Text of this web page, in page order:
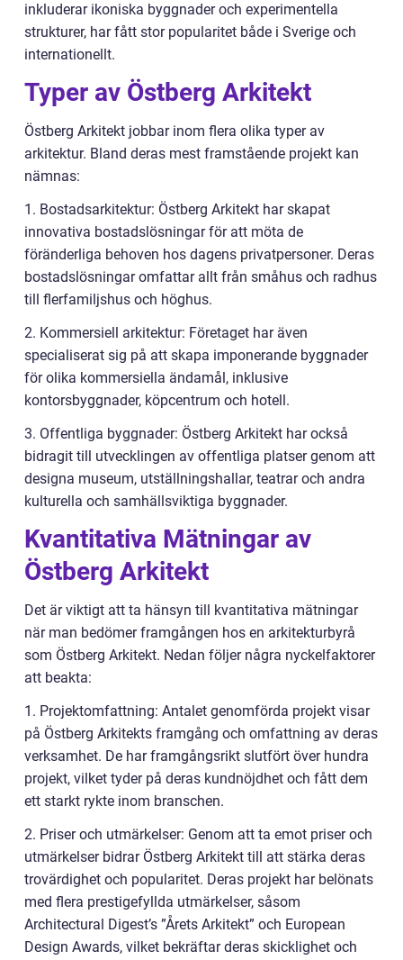
inkluderar ikoniska byggnader och experimentella
strukturer, har fått stor popularitet både i Sverige och
internationellt.
Typer av Östberg Arkitekt
Östberg Arkitekt jobbar inom flera olika typer av
arkitektur. Bland deras mest framstående projekt kan
nämnas:
1. Bostadsarkitektur: Östberg Arkitekt har skapat
innovativa bostadslösningar för att möta de
föränderliga behoven hos dagens privatpersoner. Deras
bostadslösningar omfattar allt från småhus och radhus
till flerfamiljshus och höghus.
2. Kommersiell arkitektur: Företaget har även
specialiserat sig på att skapa imponerande byggnader
för olika kommersiella ändamål, inklusive
kontorsbyggnader, köpcentrum och hotell.
3. Offentliga byggnader: Östberg Arkitekt har också
bidragit till utvecklingen av offentliga platser genom att
designa museum, utställningshallar, teatrar och andra
kulturella och samhällsviktiga byggnader.
Kvantitativa Mätningar av
Östberg Arkitekt
Det är viktigt att ta hänsyn till kvantitativa mätningar
när man bedömer framgången hos en arkitekturbyrå
som Östberg Arkitekt. Nedan följer några nyckelfaktorer
att beakta:
1. Projektomfattning: Antalet genomförda projekt visar
på Östberg Arkitekts framgång och omfattning av deras
verksamhet. De har framgångsrikt slutfört över hundra
projekt, vilket tyder på deras kundnöjdhet och fått dem
ett starkt rykte inom branschen.
2. Priser och utmärkelser: Genom att ta emot priser och
utmärkelser bidrar Östberg Arkitekt till att stärka deras
trovärdighet och popularitet. Deras projekt har belönats
med flera prestigefyllda utmärkelser, såsom
Architectural Digest’s ”Årets Arkitekt” och European
Design Awards, vilket bekräftar deras skicklighet och